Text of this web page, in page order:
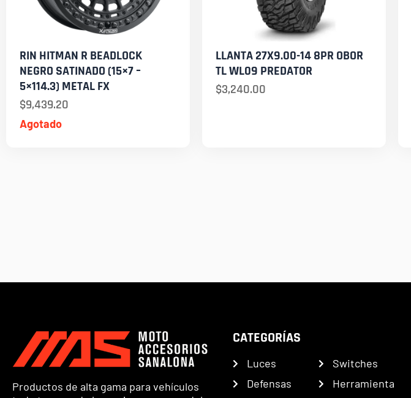
Agotado
RIN HITMAN R BEADLOCK
NEGRO SATINADO (15×7 –
5×114.3) METAL FX
$9,439.20
LLANTA 27X9.00-14 8PR OBOR
TL WL09 PREDATOR
$3,240.00
Productos de alta gama para vehículos
CATEGORÍAS
Luces
Defensas
Switches
Herramienta